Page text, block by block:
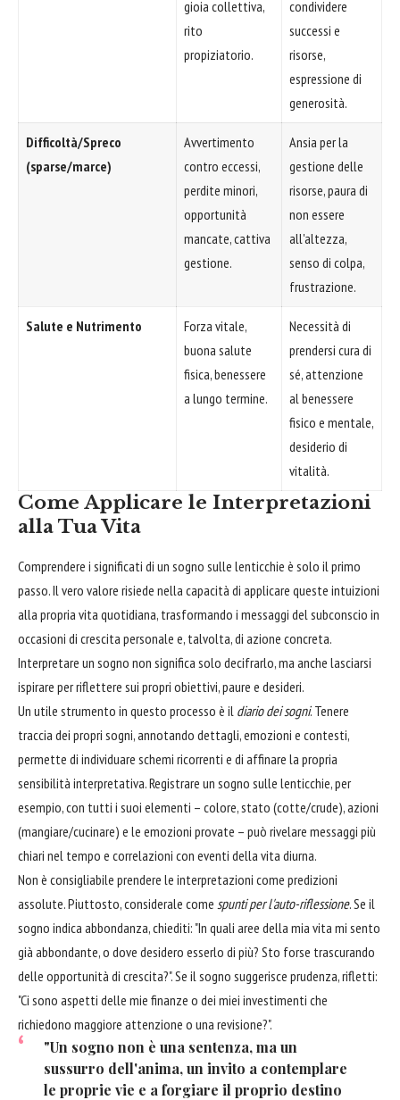
gioia collettiva,
rito
propiziatorio.
condividere
successi e
risorse,
espressione di
generosità.
Difficoltà/Spreco
(sparse/marce)
Avvertimento
contro eccessi,
perdite minori,
opportunità
mancate, cattiva
gestione.
Ansia per la
gestione delle
risorse, paura di
non essere
all'altezza,
senso di colpa,
frustrazione.
Salute e Nutrimento
Forza vitale,
buona salute
fisica, benessere
a lungo termine.
Necessità di
prendersi cura di
sé, attenzione
al benessere
fisico e mentale,
desiderio di
vitalità.
Come Applicare le Interpretazioni
alla Tua Vita
Comprendere i significati di un sogno sulle lenticchie è solo il primo
passo. Il vero valore risiede nella capacità di applicare queste intuizioni
alla propria vita quotidiana, trasformando i messaggi del subconscio in
occasioni di crescita personale e, talvolta, di azione concreta.
Interpretare un sogno non significa solo decifrarlo, ma anche lasciarsi
ispirare per riflettere sui propri obiettivi, paure e desideri.
Un utile strumento in questo processo è il diario dei sogni. Tenere
traccia dei propri sogni, annotando dettagli, emozioni e contesti,
permette di individuare schemi ricorrenti e di affinare la propria
sensibilità interpretativa. Registrare un sogno sulle lenticchie, per
esempio, con tutti i suoi elementi – colore, stato (cotte/crude), azioni
(mangiare/cucinare) e le emozioni provate – può rivelare messaggi più
chiari nel tempo e correlazioni con eventi della vita diurna.
Non è consigliabile prendere le interpretazioni come predizioni
assolute. Piuttosto, considerale come spunti per l'auto-riflessione. Se il
sogno indica abbondanza, chiediti: "In quali aree della mia vita mi sento
già abbondante, o dove desidero esserlo di più? Sto forse trascurando
delle opportunità di crescita?". Se il sogno suggerisce prudenza, rifletti:
"Ci sono aspetti delle mie finanze o dei miei investimenti che
richiedono maggiore attenzione o una revisione?".
"Un sogno non è una sentenza, ma un
sussurro dell'anima, un invito a contemplare
le proprie vie e a forgiare il proprio destino